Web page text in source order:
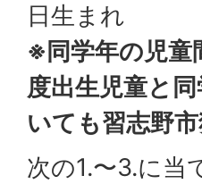
日生まれ
※同学年の児童
度出生児童と
いても習志野
次の1.〜3.に当